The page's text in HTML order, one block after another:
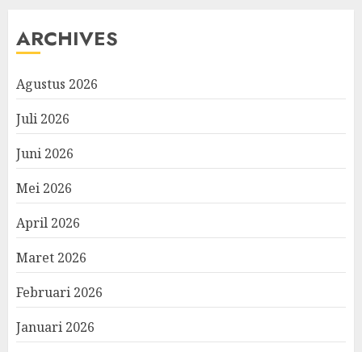
ARCHIVES
Agustus 2026
Juli 2026
Juni 2026
Mei 2026
April 2026
Maret 2026
Februari 2026
Januari 2026